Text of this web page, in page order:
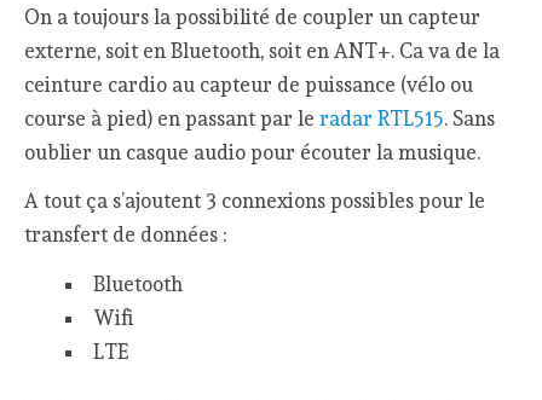
On a toujours la possibilité de coupler un capteur
externe, soit en Bluetooth, soit en ANT+. Ca va de la
ceinture cardio au capteur de puissance (vélo ou
course à pied) en passant par leradar RTL515. Sans
oublier un casque audio pour écouter la musique.
A tout ça s’ajoutent 3 connexions possibles pour le
transfert de données :
Bluetooth
Wifi
LTE